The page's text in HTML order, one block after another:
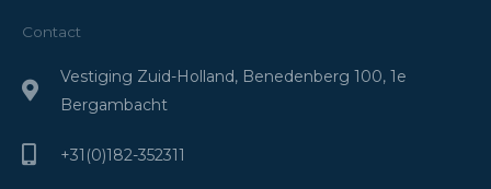
Contact
Vestiging Zuid-Holland, Benedenberg 100, 1e
Bergambacht
+31(0)182-352311